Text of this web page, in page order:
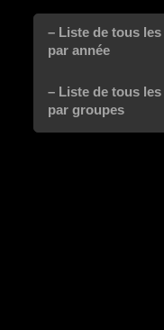
– Liste de tous
par année
– Liste de tous
par groupes